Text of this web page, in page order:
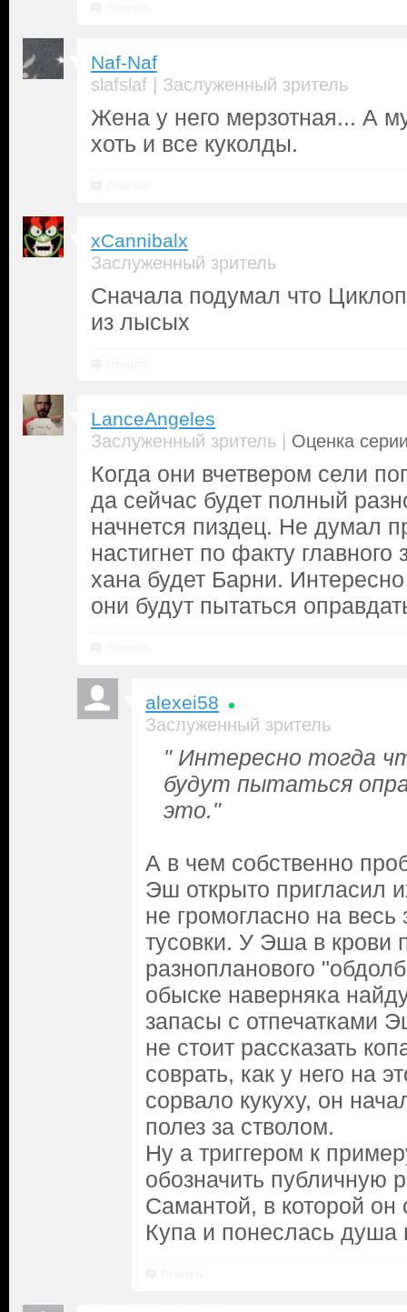
Naf-Naf
slafslaf | Заслуженный зритель
Жена у него мерзотная... А
хоть и все куколды.
xCannibalx
Заслуженный зритель
Сначала подумал что Циклоп
из лысых
LanceAngeles
Заслуженный зритель | Оценка
Когда они вчетвером сели
да сейчас будет полный
начнется пиздец. Не думал
настигнет по факту
хана будет Барни. Интересно
они будут пытаться
alexei58
Заслуженный зритель
" Интересно тогда
будут пытаться
это."
А в чем собственно
Эш открыто пригласил
не громогласно на
тусовки. У Эша в
разнопланового
обыске наверняка
запасы с отпечатками
не стоит рассказать
соврать, как у него на
сорвало кукуху, он
полез за стволом.
Ну а триггером к
обозначить публичную
Самантой, в которой он
Купа и понеслась душа